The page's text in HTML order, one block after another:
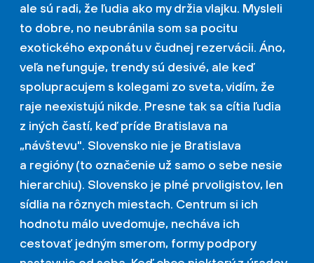
ale sú radi, že ľudia ako my držia vlajku. Mysleli
to dobre, no neubránila som sa pocitu
exotického exponátu v čudnej rezervácii. Áno,
veľa nefunguje, trendy sú desivé, ale keď
spolupracujem s kolegami zo sveta, vidím, že
raje neexistujú nikde. Presne tak sa cítia ľudia
z iných častí, keď príde Bratislava na
„návštevu". Slovensko nie je Bratislava
a regióny (to označenie už samo o sebe nesie
hierarchiu). Slovensko je plné prvoligistov, len
sídlia na rôznych miestach. Centrum si ich
hodnotu málo uvedomuje, necháva ich
cestovať jedným smerom, formy podpory